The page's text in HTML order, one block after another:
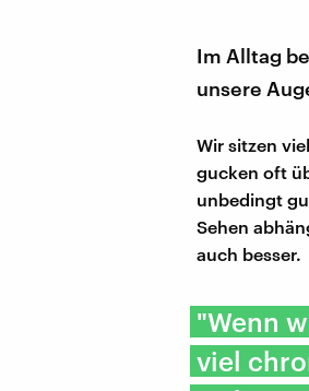
Im Alltag
unsere
Wir sitzen
gucken oft
unbedingt
Sehen
auch besser.
"Wenn
viel